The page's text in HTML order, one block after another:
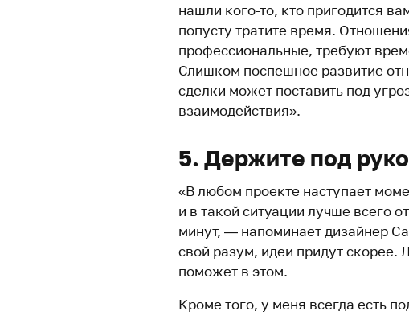
нашли кого-то, кто пригодится
попусту тратите время.
профессиональные, требуют
Слишком поспешное развитие
сделки может поставить под
взаимодействия».
5. Держите под
«В любом проекте наступает
и в такой ситуации лучше всего
минут, — напоминает дизайнер
свой разум, идеи придут
поможет в этом.
Кроме того, у меня всегда есть